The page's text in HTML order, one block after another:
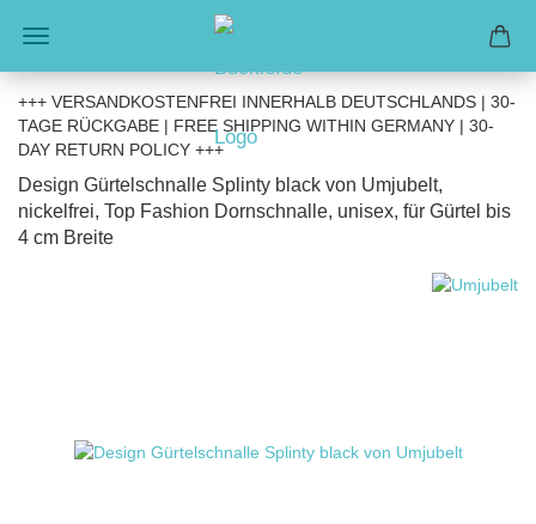
+++ VERSANDKOSTENFREI INNERHALB DEUTSCHLANDS | 30-
TAGE RÜCKGABE | FREE SHIPPING WITHIN GERMANY | 30-
DAY RETURN POLICY +++
Design Gürtelschnalle Splinty black von Umjubelt,
nickelfrei, Top Fashion Dornschnalle, unisex, für Gürtel bis
4 cm Breite